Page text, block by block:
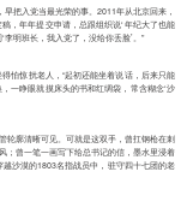
把入党当最光荣的事。2011年从北京回来，
，年年提交申请，总跟组织说‘年纪大了也能
明班长，我入党了，没给你丢脸’。”
怕惊扰老人，“起初还能坐着说话，后来只能
一睁眼就摸床头的书和红绸袋，常含糊念‘沙
廓清晰可见。可就是这双手，曾扛钢枪在刺
；曾一笔一画写下给总书记的信，墨水里浸着
沙漠的1803名指战员中，驻守四十七团的老